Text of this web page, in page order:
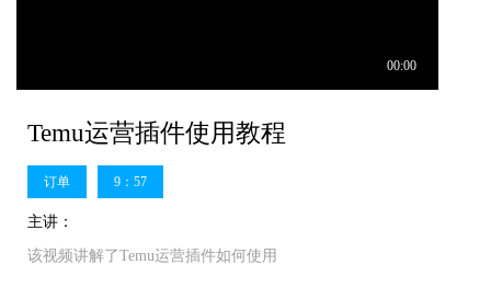
Temu运营插件使用教程
订单 9：57
主讲：
该视频讲解了Temu运营插件如何使用